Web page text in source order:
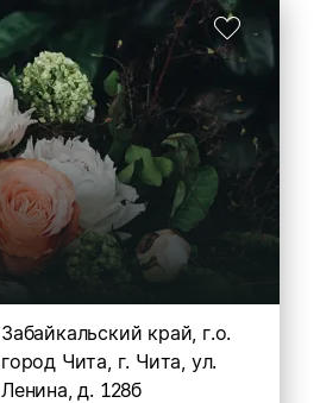
Забайкальский край, г.о.
город Чита, г. Чита, ул.
Ленина, д. 128б